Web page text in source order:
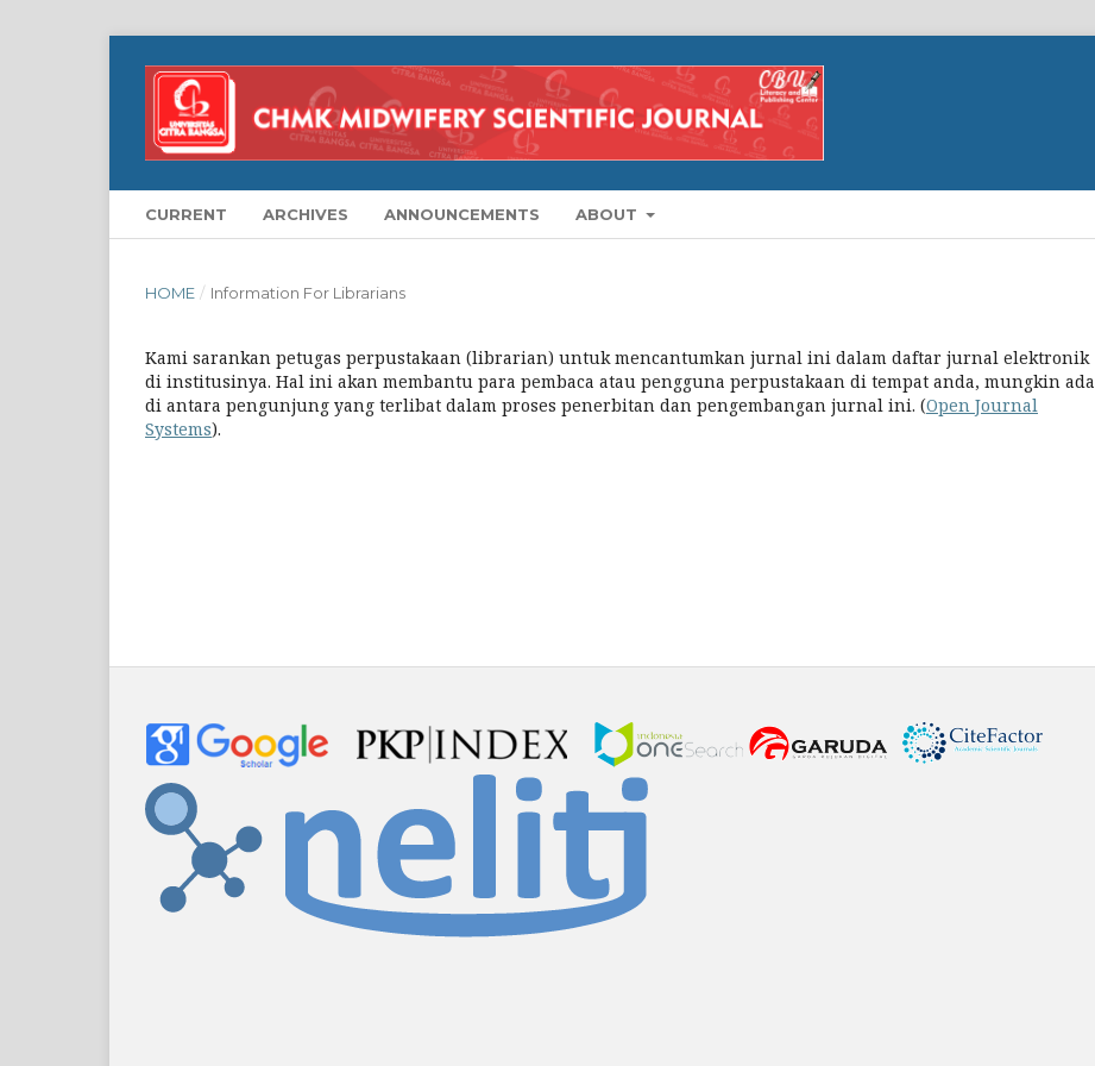
CURRENT ARCHIVES ANNOUNCEMENTS ABOUT
HOME / Information For Librarians
Kami sarankan petugas perpustakaan (librarian) untuk mencantumkan jurnal ini dalam daftar jurnal elektronik
di institusinya. Hal ini akan membantu para pembaca atau pengguna perpustakaan di tempat anda, mungkin ada
di antara pengunjung yang terlibat dalam proses penerbitan dan pengembangan jurnal ini. (Open Journal
Systems).